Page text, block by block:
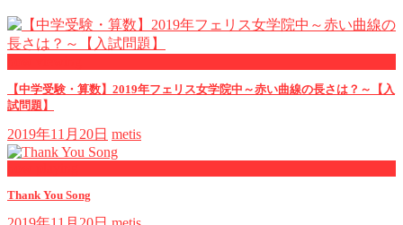
【中学受験・算数】2019年フェリス女学院中～赤い曲線の長さは？～【入
試問題】
2019年11月20日 metis
Thank You Song